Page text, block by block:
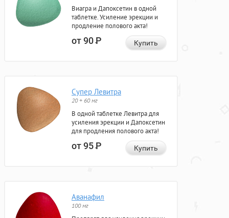
Виагра и Дапоксетин в одной
таблетке. Усиление эрекции и
продление полового акта!
от 90Р Купить
Супер Левитра
20 + 60 мг
В одной таблетке Левитра для
усиления эрекции и Дапоксетин
для продления полового акта!
от 95Р Купить
Аванафил
100 мг